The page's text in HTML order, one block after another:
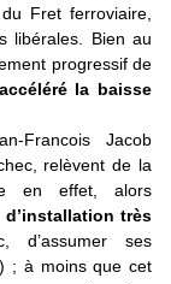
Fret ferroviaire,
libérales. Bien au
progressif de
la baisse
Francois Jacob
relèvent de la
en effet, alors
très
d’assumer ses
; à moins que cet